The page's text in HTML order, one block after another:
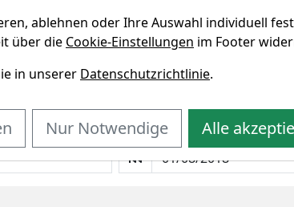
Cap Sparplan-
Sparbetrag
Startdatum wählen
ablehnen oder Ihre Auswahl individuell
über die Cookie-Einstellungen im Footer
in unserer Datenschutzrichtlinie.
Nur Notwendige Alle